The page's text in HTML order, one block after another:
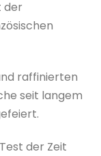
der
raffinierten
seit langem
der Zeit